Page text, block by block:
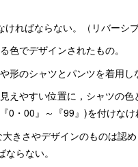
ればならない。（リバーシブ
色でデザインされたもの。
のシャツとパンツを着用し
えやすい位置に，シャツの
・00』～『99』)を付けなけ
きさやデザインのものは認
らない。